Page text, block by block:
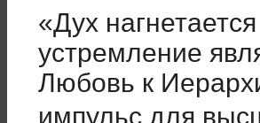
«Дух
устремление
Любовь к
импульс для